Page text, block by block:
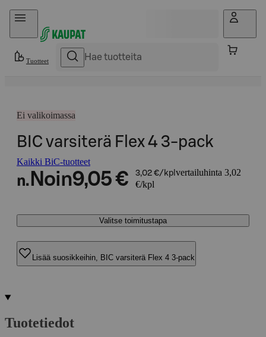
Hyppää sisältöön
Tuotteet
Ei valikoimassa
BIC varsiterä Flex 4 3-pack
Kaikki BiC-tuotteet
n. Noin9,05 € 3,02 €/kpl vertailuhinta 3,02
€/kpl
Valitse toimitustapa
Lisää suosikkeihin, BIC varsiterä Flex 4 3-pack
Tuotetiedot